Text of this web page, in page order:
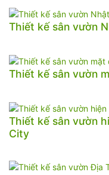
Thiết kế sân vườn
Thiết kế sân vườn
Thiết kế sân vườn
City